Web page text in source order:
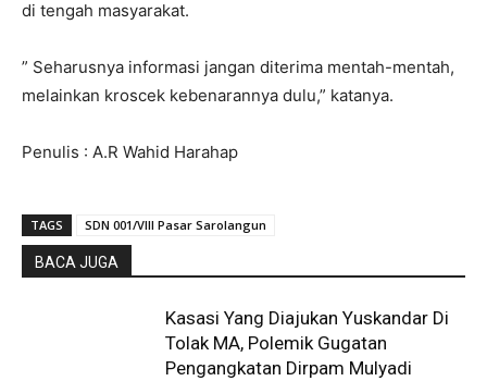
di tengah masyarakat.
” Seharusnya informasi jangan diterima mentah-mentah,
melainkan kroscek kebenarannya dulu,” katanya.
Penulis : A.R Wahid Harahap
TAGS SDN 001/VIII Pasar Sarolangun
BACA JUGA
Kasasi Yang Diajukan Yuskandar Di
Tolak MA, Polemik Gugatan
Pengangkatan Dirpam Mulyadi